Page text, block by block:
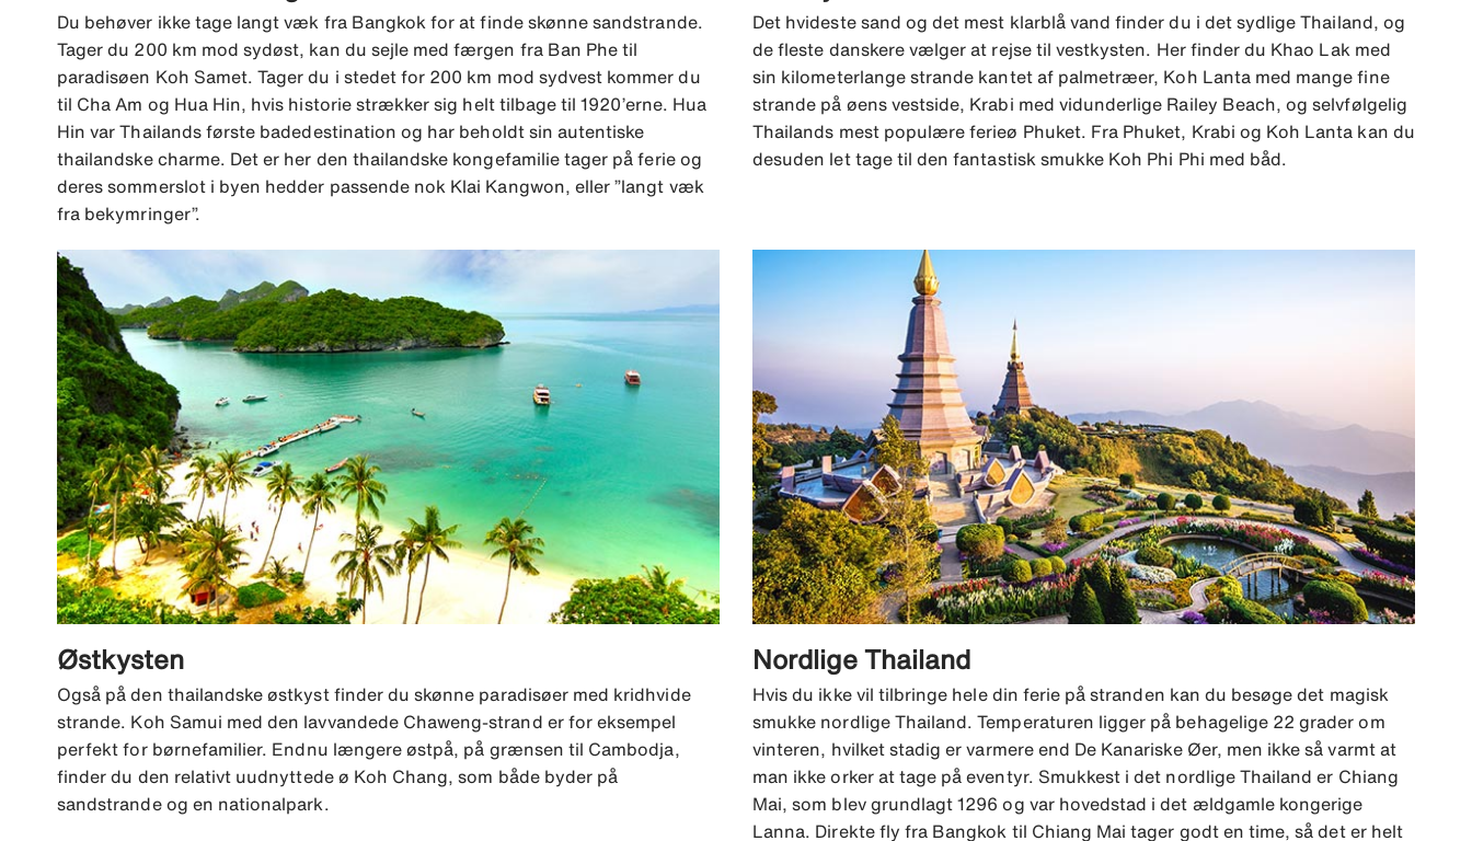
Du behøver ikke tage langt væk fra Bangkok for at finde skønne sandstrande.
Tager du 200 km mod sydøst, kan du sejle med færgen fra Ban Phe til
paradisøen Koh Samet. Tager du i stedet for 200 km mod sydvest kommer du
til Cha Am og Hua Hin, hvis historie strækker sig helt tilbage til 1920’erne. Hua
Hin var Thailands første badedestination og har beholdt sin autentiske
thailandske charme. Det er her den thailandske kongefamilie tager på ferie og
deres sommerslot i byen hedder passende nok Klai Kangwon, eller ”langt væk
fra bekymringer”.
Det hvideste sand og det mest klarblå vand finder du i det sydlige Thailand, og
de fleste danskere vælger at rejse til vestkysten. Her finder du Khao Lak med
sin kilometerlange strande kantet af palmetræer, Koh Lanta med mange fine
strande på øens vestside, Krabi med vidunderlige Railey Beach, og selvfølgelig
Thailands mest populære ferieø Phuket. Fra Phuket, Krabi og Koh Lanta kan du
desuden let tage til den fantastisk smukke Koh Phi Phi med båd.
Østkysten
Også på den thailandske østkyst finder du skønne paradisøer med kridhvide
strande. Koh Samui med den lavvandede Chaweng-strand er for eksempel
perfekt for børnefamilier. Endnu længere østpå, på grænsen til Cambodja,
finder du den relativt uudnyttede ø Koh Chang, som både byder på
sandstrande og en nationalpark.
Nordlige Thailand
Hvis du ikke vil tilbringe hele din ferie på stranden kan du besøge det magisk
smukke nordlige Thailand. Temperaturen ligger på behagelige 22 grader om
vinteren, hvilket stadig er varmere end De Kanariske Øer, men ikke så varmt at
man ikke orker at tage på eventyr. Smukkest i det nordlige Thailand er Chiang
Mai, som blev grundlagt 1296 og var hovedstad i det ældgamle kongerige
Lanna. Direkte fly fra Bangkok til Chiang Mai tager godt en time, så det er helt